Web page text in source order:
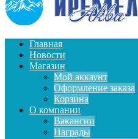
Главная
Новости
Магазин
Мой аккаунт
Оформление заказа
Корзина
О компании
Вакансии
Награды